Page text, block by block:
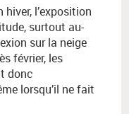
l’exposition
surtout au-
sur la neige
février, les
donc
lorsqu’il ne fait